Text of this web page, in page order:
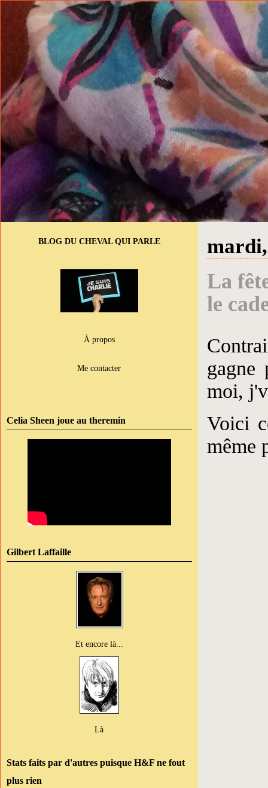
BLOG DU CHEVAL QUI PARLE
À propos
Me contacter
Celia Sheen joue au theremin
Gilbert Laffaille
Et encore là...
Là
Stats faits par d'autres puisque H&F ne fout
plus rien
La
le
gagne
moi,
Voici
même